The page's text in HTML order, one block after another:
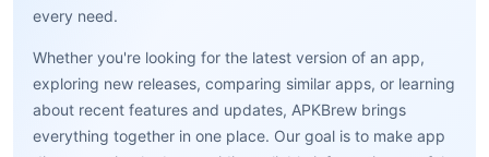
every need.
Whether you're looking for the latest version of an app,
exploring new releases, comparing similar apps, or learning
about recent features and updates, APKBrew brings
everything together in one place. Our goal is to make app